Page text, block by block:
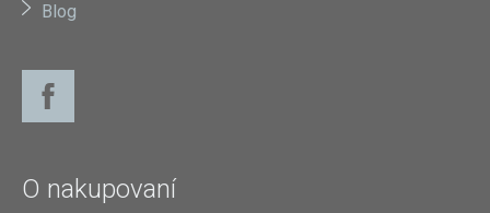
Blog
O nakupovaní